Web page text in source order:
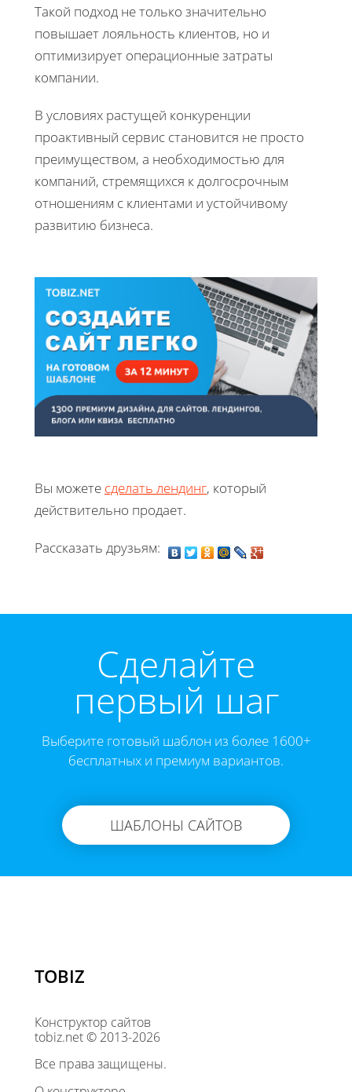
Такой подход не только значительно
повышает лояльность клиентов, но и
оптимизирует операционные затраты
компании.
В условиях растущей конкуренции
проактивный сервис становится не просто
преимуществом, а необходимостью для
компаний, стремящихся к долгосрочным
отношениям с клиентами и устойчивому
развитию бизнеса.
Вы можете сделать лендинг, который
действительно продает.
Рассказать друзьям:
Cделайте
первый шаг
Выберите готовый шаблон из более 1600+
бесплатных и премиум вариантов.
ШАБЛОНЫ САЙТОВ
TOBIZ
Конструктор сайтов
tobiz.net © 2013-2026
Все права защищены.